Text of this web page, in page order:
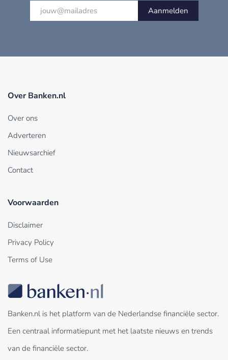
Aanmelden
Over Banken.nl
Over ons
Adverteren
Nieuwsarchief
Contact
Voorwaarden
Disclaimer
Privacy Policy
Terms of Use
Banken.nl is het platform van de Nederlandse financiële sector.
Een centraal informatiepunt met het laatste nieuws en trends
van de financiële sector.